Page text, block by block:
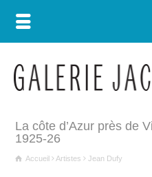
La côte d’Azur près de
1925-26
Accueil Artistes Jean Dufy